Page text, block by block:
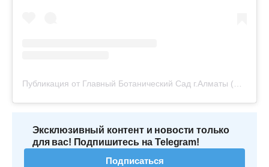
Эксклюзивный контент и новости только
для вас! Подпишитесь на Telegram!
Подписаться